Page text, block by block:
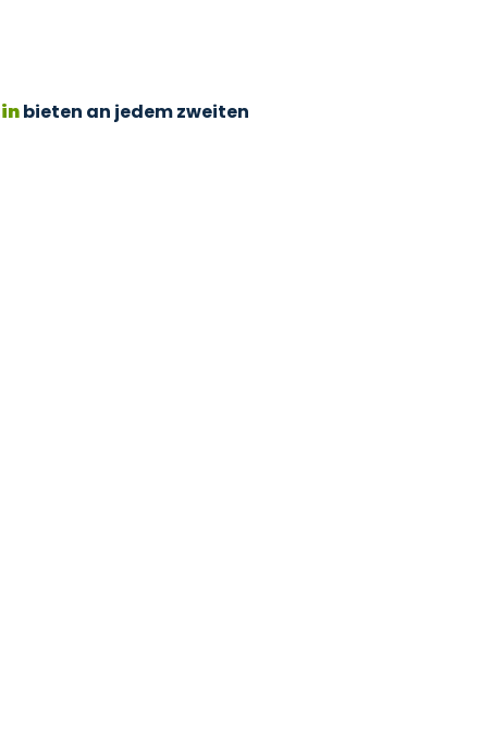
bieten an jedem zweiten